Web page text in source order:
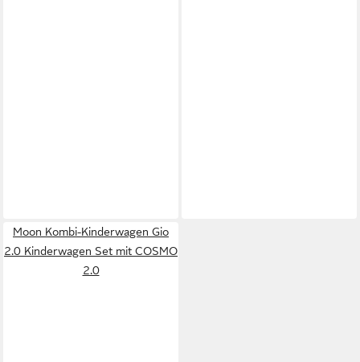
Moon Kombi-Kinderwagen Gio
2.0 Kinderwagen Set mit COSMO
2.0